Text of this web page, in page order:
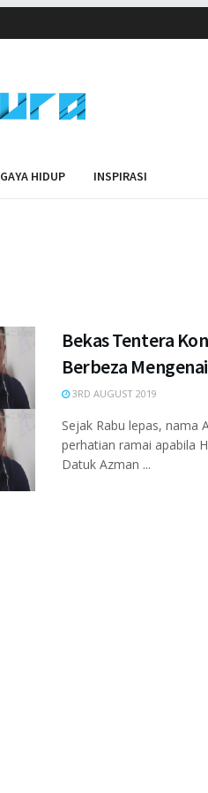
GAYA HIDUP INSPIRASI
Bekas Tentera
Berbeza
3RD AUGUST 2019
Sejak Rabu lepas, nama
perhatian ramai apabila
Datuk Azman ...